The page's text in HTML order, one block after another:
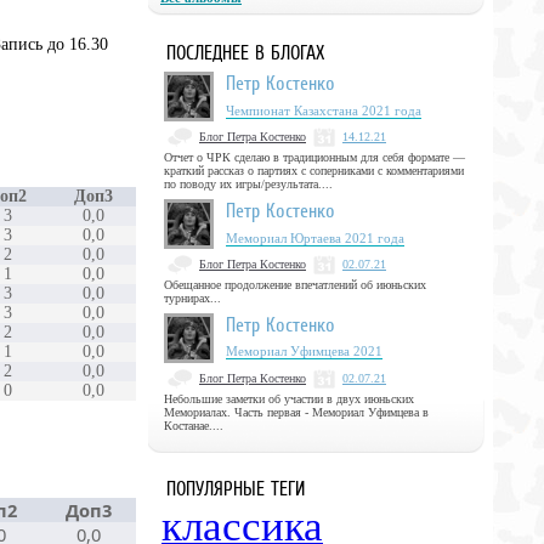
до 16.30
Доп3
3
0,0
3
0,0
2
0,0
1
0,0
3
0,0
3
0,0
2
0,0
1
0,0
2
0,0
0
0,0
Доп3
0,0
ПОСЛЕДНЕЕ В БЛОГАХ
Петр Костенко
Чемпионат Казахстана 2021 года
Блог Петра Костенко
14.12.21
Отчет о ЧРК сделаю в традиционным для себя формате —
краткий рассказ о партиях с соперниками с комментариями
по поводу их игры/результата....
Петр Костенко
Мемориал Юртаева 2021 года
Блог Петра Костенко
02.07.21
Обещанное продолжение впечатлений об июньских
турнирах...
Петр Костенко
Мемориал Уфимцева 2021
Блог Петра Костенко
02.07.21
Небольшие заметки об участии в двух июньских
Мемориалах. Часть первая - Мемориал Уфимцева в
Костанае....
ПОПУЛЯРНЫЕ ТЕГИ
классика